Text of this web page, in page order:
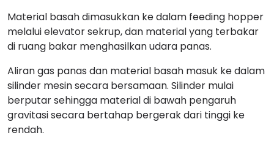
Material basah dimasukkan ke dalam feeding hopper
melalui elevator sekrup, dan material yang terbakar
di ruang bakar menghasilkan udara panas.
Aliran gas panas dan material basah masuk ke dalam
silinder mesin secara bersamaan. Silinder mulai
berputar sehingga material di bawah pengaruh
gravitasi secara bertahap bergerak dari tinggi ke
rendah.